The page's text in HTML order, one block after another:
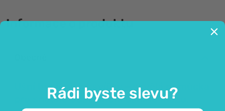
Informace o produktu
Ušní hygienické svíčky – skvělá pomůcka
pro snadné odstranění ušního mazu.
Rádi byste slevu?